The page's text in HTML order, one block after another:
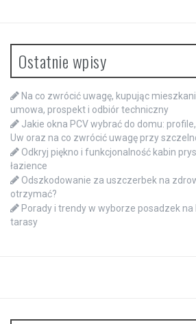
Ostatnie wpisy
Na co zwrócić uwagę, kupując
umowa, prospekt i odbiór techniczny
Jakie okna PCV wybrać do domu:
Uw oraz na co zwrócić uwagę przy
Odkryj piękno i funkcjonalność kabin
łazience
Odszkodowanie za uszczerbek na
otrzymać?
Porady i trendy w wyborze posadzek na
tarasy